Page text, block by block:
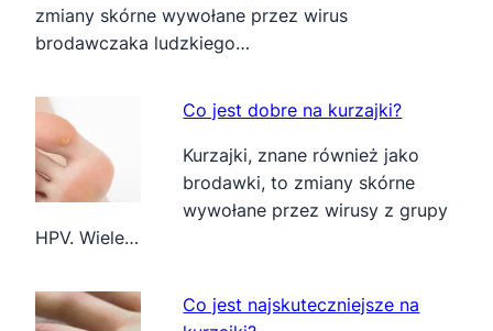
zmiany skórne wywołane przez wirus
brodawczaka ludzkiego…
Co jest dobre na kurzajki?
Kurzajki, znane również jako
brodawki, to zmiany skórne
wywołane przez wirusy z grupy
HPV. Wiele…
Co jest najskuteczniejsze na